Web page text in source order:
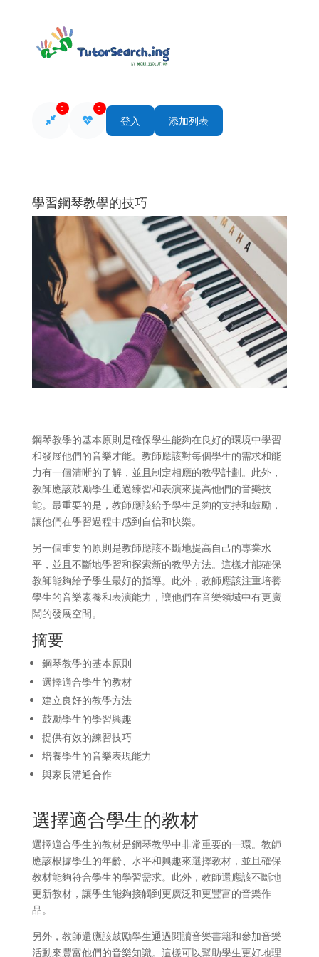
0 0
登入 添加列表
學習鋼琴教學的技巧
鋼琴教學的基本原則是確保學生能夠在良好的環境中學習
和發展他們的音樂才能。教師應該對每個學生的需求和能
力有一個清晰的了解，並且制定相應的教學計劃。此外，
教師應該鼓勵學生通過練習和表演來提高他們的音樂技
能。最重要的是，教師應該給予學生足夠的支持和鼓勵，
讓他們在學習過程中感到自信和快樂。
另一個重要的原則是教師應該不斷地提高自己的專業水
平，並且不斷地學習和探索新的教學方法。這樣才能確保
教師能夠給予學生最好的指導。此外，教師應該注重培養
學生的音樂素養和表演能力，讓他們在音樂領域中有更廣
闊的發展空間。
摘要
鋼琴教學的基本原則
選擇適合學生的教材
建立良好的教學方法
鼓勵學生的學習興趣
提供有效的練習技巧
培養學生的音樂表現能力
與家長溝通合作
選擇適合學生的教材
選擇適合學生的教材是鋼琴教學中非常重要的一環。教師
應該根據學生的年齡、水平和興趣來選擇教材，並且確保
教材能夠符合學生的學習需求。此外，教師還應該不斷地
更新教材，讓學生能夠接觸到更廣泛和更豐富的音樂作
品。
另外，教師還應該鼓勵學生通過閱讀音樂書籍和參加音樂
活動來豐富他們的音樂知識。這樣可以幫助學生更好地理